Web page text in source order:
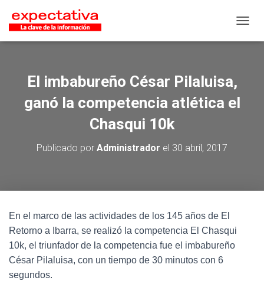
El imbabureño César Pilaluisa,
ganó la competencia atlética el
Chasqui 10k
Publicado por Administrador el 30 abril, 2017
En el marco de las actividades de los 145 años de El
Retorno a Ibarra, se realizó la competencia El Chasqui
10k, el triunfador de la competencia fue el imbabureño
César Pilaluisa, con un tiempo de 30 minutos con 6
segundos.